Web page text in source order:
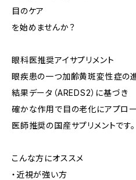
目のケア
を始めませんか？
眼科医推奨アイサプリメント
眼疾患の一つ加齢黄斑変性症の
結果データ（AREDS2）に基づき
確かな作用で目の老化にアプロ
医師推奨の国産サプリメントです。
こんな方にオススメ
・近視が強い方